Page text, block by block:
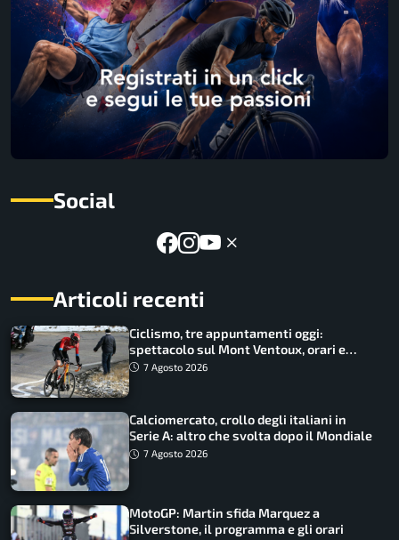
Social
Articoli recenti
Ciclismo, tre appuntamenti oggi:
spettacolo sul Mont Ventoux, orari e
come vederli
7 Agosto 2026
Calciomercato, crollo degli italiani in
Serie A: altro che svolta dopo il Mondiale
7 Agosto 2026
MotoGP: Martin sfida Marquez a
Silverstone, il programma e gli orari